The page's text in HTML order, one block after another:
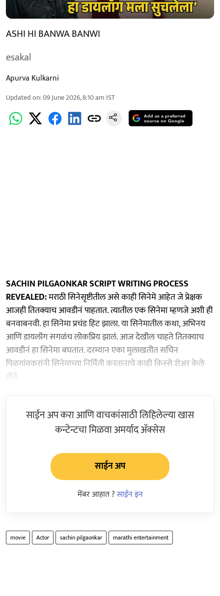
ASHI HI BANWA BANWI
esakal
Apurva Kulkarni
Updated on:09 June 2026, 8:10 am IST
Add as a preferred
source on Google
SACHIN PILGAONKAR SCRIPT WRITING PROCESS
REVEALED:मराठी सिनेसृष्टीतील असे काही सिनेमे आहेत जे प्रेक्षक
आजही तितक्याच आवडीनं पाहतात. त्यातील एक सिनेमा म्हणजे अशी ही
बनवाबनवी. हा सिनेमा प्रचंड हिट झाला. या सिनेमातील कथा, अभिनय
आणि डायलॉग सगळंच लोकप्रिय झालं. आज देखील चाहते तितक्याच
आवडीनं हा सिनेमा बघतात. दरम्यान एका मुलाखतीत सचिन
पिळगांवकरांनी सिनेमाच्या निर्मिती करतानाचे काही किस्से शेअर केले
होते.
साईन अप करा आणि वाचकांसाठी लिहिलेल्या खास
कन्टेन्टचा मिळवा अमर्याद ॲक्सेस
साईन अप
मेंबर आहात ?साईन इन
movie Actor sachin pilgaonkar marathi entertainment